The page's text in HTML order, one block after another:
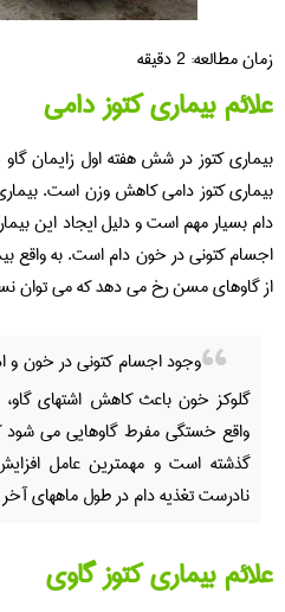
زمان مطالعه:2دقیقه
علائم بیماری کتوز دامی
بیماری کتوز در شش هفته اول زایمان
بیماری کتوز دامی کاهش وزن است.
دام بسیار مهم است و دلیل ایجاد این
اجسام کتونی در خون دام است. به واقع
از گاوهای مسن رخ می دهد که می توان
وجود اجسام کتونی در خون و
گلوکز خون باعث کاهش اشتهای گاو،
واقع خستگی مفرط گاوهایی می شود
گذشته است و مهمترین عامل
نادرست تغذیه دام در طول ماههای
علائم بیماری کتوز گاوی